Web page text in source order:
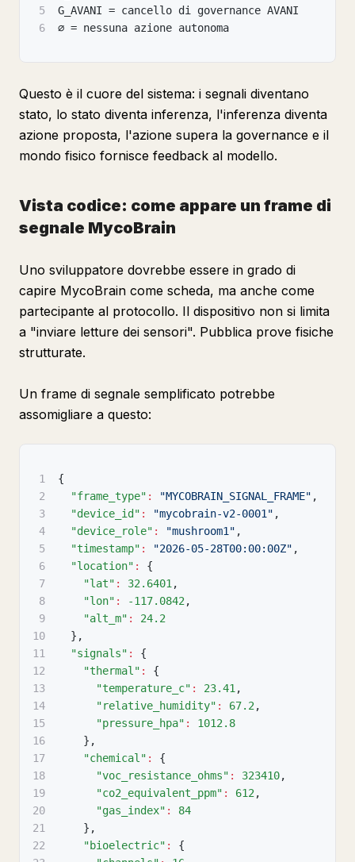
5
G_AVANI = cancello di governance AVANI
6
∅ = nessuna azione autonoma
Questo è il cuore del sistema: i segnali diventano
stato, lo stato diventa inferenza, l'inferenza diventa
azione proposta, l'azione supera la governance e il
mondo fisico fornisce feedback al modello.
Vista codice: come appare un frame di
segnale MycoBrain
Uno sviluppatore dovrebbe essere in grado di
capire MycoBrain come scheda, ma anche come
partecipante al protocollo. Il dispositivo non si limita
a "inviare letture dei sensori". Pubblica prove fisiche
strutturate.
Un frame di segnale semplificato potrebbe
assomigliare a questo:
1
{
2
"frame_type" : "MYCOBRAIN_SIGNAL_FRAME" ,
3
"device_id" : "mycobrain-v2-0001" ,
4
"device_role" : "mushroom1" ,
5
"timestamp" : "2026-05-28T00:00:00Z" ,
6
"location" :
{
7
"lat" : 32.6401 ,
8
"lon" : -117.0842 ,
9
"alt_m" :
24.2
10
} ,
11
"signals" :
{
12
"thermal" :
{
13
"temperature_c" : 23.41 ,
14
"relative_humidity" : 67.2 ,
15
"pressure_hpa" :
1012.8
16
} ,
17
"chemical" :
{
18
"voc_resistance_ohms" : 323410,
19
"co2_equivalent_ppm" : 612 ,
20
"gas_index" :
84
21
} ,
22
"bioelectric" :
{